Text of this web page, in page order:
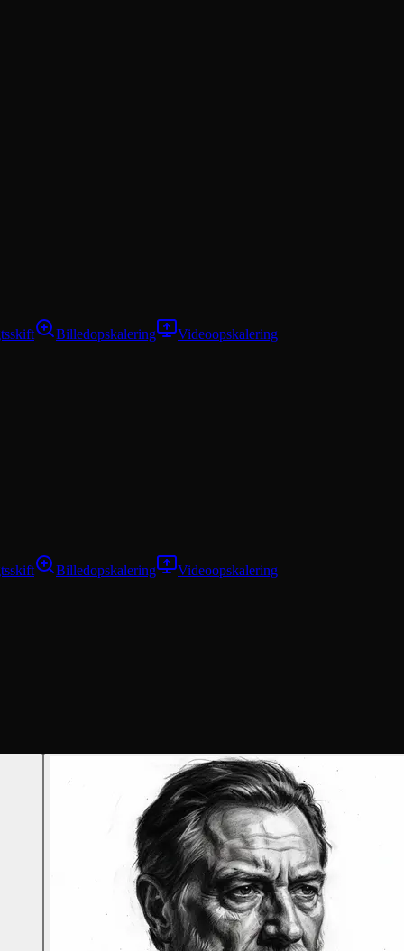
Billedopskalering Videoopskalering
Billedopskalering Videoopskalering